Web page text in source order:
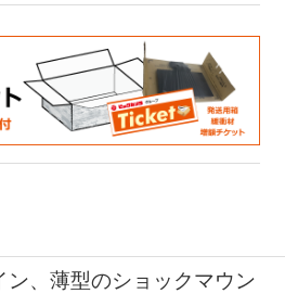
ン、薄型のショックマウン